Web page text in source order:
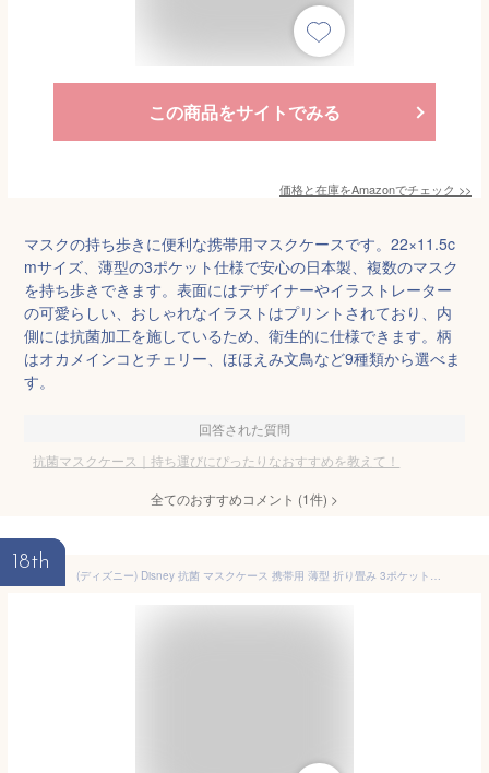
この商品をサイトでみる
価格と在庫をAmazonでチェック >>
マスクの持ち歩きに便利な携帯用マスクケースです。22×11.5c
mサイズ、薄型の3ポケット仕様で安心の日本製、複数のマスク
を持ち歩きできます。表面にはデザイナーやイラストレーター
の可愛らしい、おしゃれなイラストはプリントされており、内
側には抗菌加工を施しているため、衛生的に仕様できます。柄
はオカメインコとチェリー、ほほえみ文鳥など9種類から選べま
す。
回答された質問
抗菌マスクケース｜持ち運びにぴったりなおすすめを教えて！
全てのおすすめコメント (1件) >
18th
(ディズニー) Disney 抗菌 マスクケース 携帯用 薄型 折り畳み 3ポケット仕様 日本製 (くまのプーさん/お花)